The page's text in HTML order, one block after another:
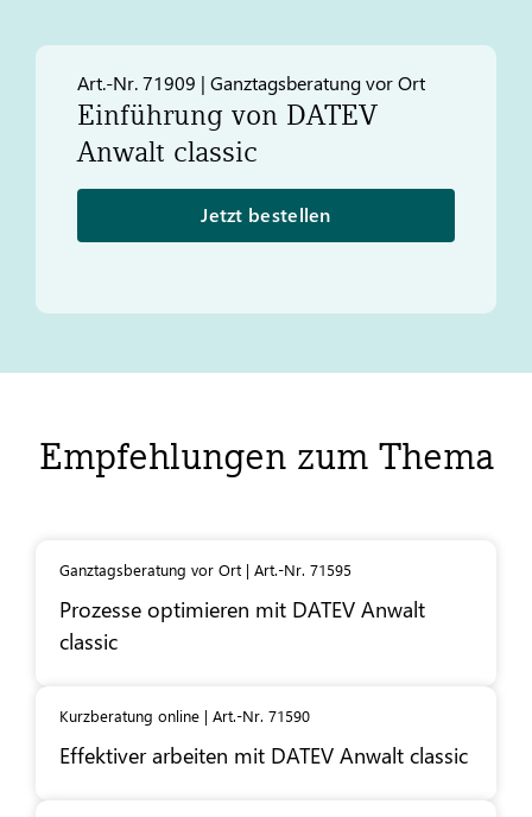
Art.-Nr. 71909 | Ganztagsberatung vor Ort
Einführung von DATEV
Anwalt classic
Jetzt bestellen
Empfehlungen zum Thema
Ganztagsberatung vor Ort | Art.-Nr. 71595
Prozesse optimieren mit DATEV Anwalt
classic
Kurzberatung online | Art.-Nr. 71590
Effektiver arbeiten mit DATEV Anwalt classic